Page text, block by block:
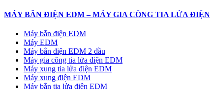
MÁY BẮN ĐIỆN EDM – MÁY GIA CÔNG TIA LỬA ĐIỆN
Máy bắn điện EDM
Máy EDM
Máy bắn điện EDM 2 đầu
Máy gia công tia lửa điện EDM
Máy xung tia lửa điện EDM
Máy xung điện EDM
Máy bắn tia lửa điện EDM